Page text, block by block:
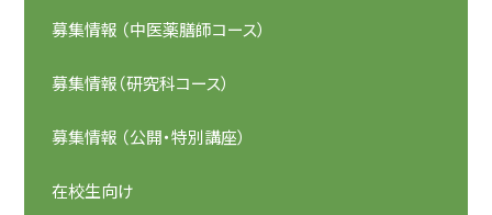
募集情報 （中医薬膳師コース）
募集情報（研究科コース）
募集情報 （公開・特別講座）
在校生向け